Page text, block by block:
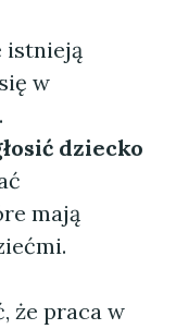
istnieją
w
dziecko
mają
że praca w